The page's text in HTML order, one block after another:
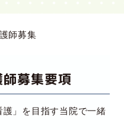
師募集
募集要項
護」を目指す当院で一緒